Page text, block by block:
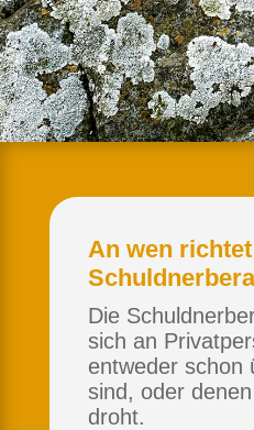
An wen
Die
sich an
entweder schon
sind, oder
droht.